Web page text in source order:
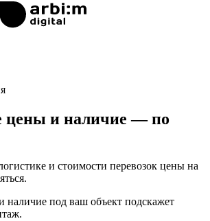
цены и наличие — по
и стоимости перевозок цены на
наличие под ваш объект подскажет